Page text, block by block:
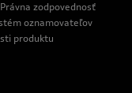
Právna zodpovednosť
oznamovateľov
produktu